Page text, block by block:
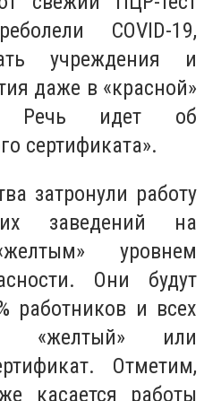
COVID-19,
учреждения и
даже в «красной»
Речь идет об
сертификата».
затронули работу
заведений на
уровнем
Они будут
работников и всех
«желтый» или
Отметим,
касается работы